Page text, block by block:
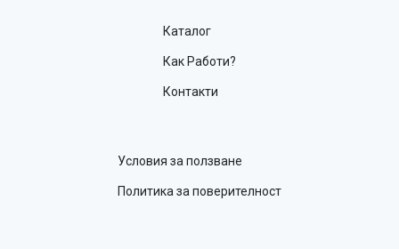
Каталог
Как Работи?
Контакти
Условия за ползване
Политика за поверителност